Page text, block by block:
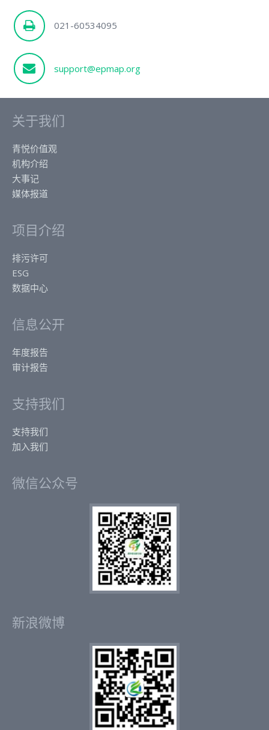
021-60534095
support@epmap.org
关于我们
青悦价值观
机构介绍
大事记
媒体报道
项目介绍
排污许可
ESG
数据中心
信息公开
年度报告
审计报告
支持我们
支持我们
加入我们
微信公众号
新浪微博